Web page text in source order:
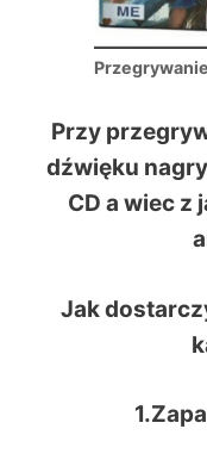
Przy
dźwięku
CD a wiec z
Jak